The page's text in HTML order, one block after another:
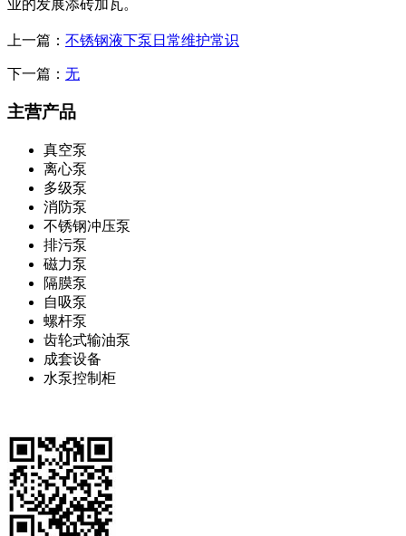
业的发展添砖加瓦。
上一篇： 不锈钢液下泵日常维护常识
下一篇： 无
主营产品
真空泵
离心泵
多级泵
消防泵
不锈钢冲压泵
排污泵
磁力泵
隔膜泵
自吸泵
螺杆泵
齿轮式输油泵
成套设备
水泵控制柜